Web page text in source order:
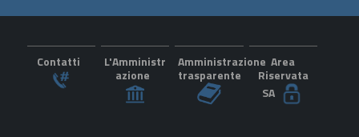
Contatti
L'Amministr
azione
Amministrazione
trasparente
Area
Riservata
SA